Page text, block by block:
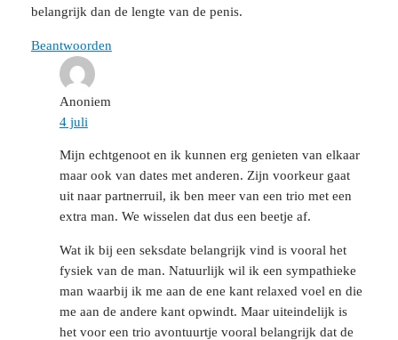
belangrijk dan de lengte van de penis.
Beantwoorden
Anoniem
4 juli
Mijn echtgenoot en ik kunnen erg genieten van elkaar
maar ook van dates met anderen. Zijn voorkeur gaat
uit naar partnerruil, ik ben meer van een trio met een
extra man. We wisselen dat dus een beetje af.
Wat ik bij een seksdate belangrijk vind is vooral het
fysiek van de man. Natuurlijk wil ik een sympathieke
man waarbij ik me aan de ene kant relaxed voel en die
me aan de andere kant opwindt. Maar uiteindelijk is
het voor een trio avontuurtje vooral belangrijk dat de